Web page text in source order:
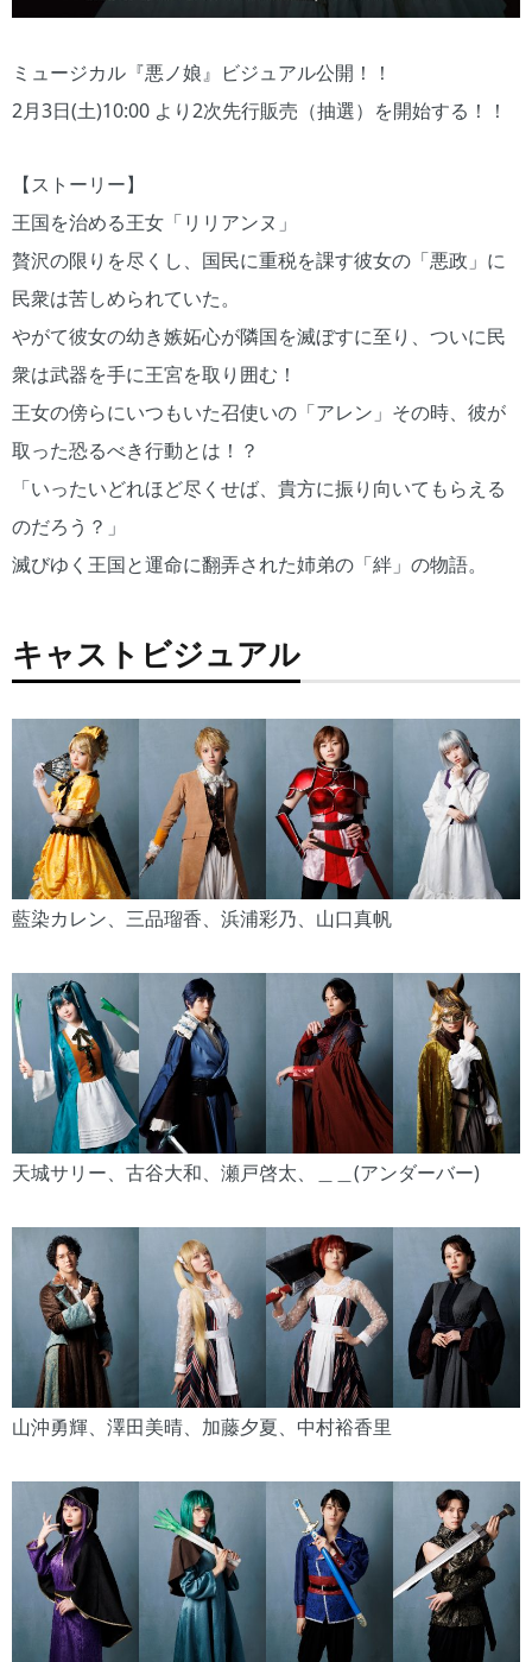
ミュージカル『悪ノ娘』ビジュアル公開！！
2月3日(土)10:00 より2次先行販売（抽選）を開始する！！
【ストーリー】
王国を治める王女「リリアンヌ」
贅沢の限りを尽くし、国民に重税を課す彼女の「悪政」に
民衆は苦しめられていた。
やがて彼女の幼き嫉妬心が隣国を滅ぼすに至り、ついに民
衆は武器を手に王宮を取り囲む！
王女の傍らにいつもいた召使いの「アレン」その時、彼が
取った恐るべき行動とは！？
「いったいどれほど尽くせば、貴方に振り向いてもらえる
のだろう？」
滅びゆく王国と運命に翻弄された姉弟の「絆」の物語。
キャストビジュアル
藍染カレン、三品瑠香、浜浦彩乃、山口真帆
天城サリー、古谷大和、瀬戸啓太、＿＿(アンダーバー)
山沖勇輝、澤田美晴、加藤夕夏、中村裕香里